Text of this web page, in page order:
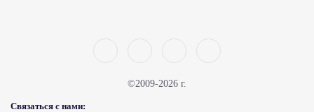
©2009-2026 г.
Связаться с нами: